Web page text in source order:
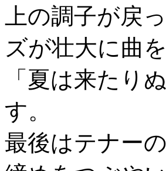
上の調子が戻
ズが壮大に曲
「夏は来たり
す。
最後はテナー